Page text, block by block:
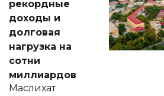
рекордные
доходы и
долговая
нагрузка на
сотни
миллиардов
Маслихат